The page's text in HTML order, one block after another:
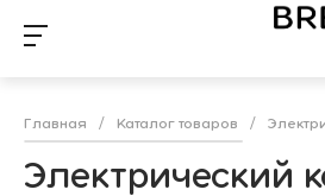
Главная / Каталог товаров /
Электрический